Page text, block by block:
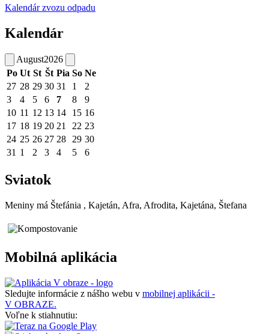
Kalendár zvozu odpadu
Kalendár
August2026
Po Ut St Št Pia So Ne
27 28 29 30 31 1
2
3
4 5 6 7 8
9
10 11 12 13 14 15 16
17 18 19 20 21 22 23
24 25 26 27 28 29 30
31 1 2 3 4 5 6
Sviatok
Meniny má Štefánia , Kajetán, Afra, Afrodita, Kajetána, Štefana
Mobilná aplikácia
Sledujte informácie z nášho webu v mobilnej aplikácii -
V OBRAZE.
Voľne k stiahnutiu: